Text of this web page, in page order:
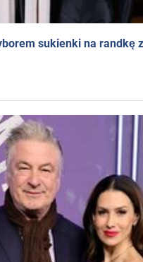
sukienki na randkę